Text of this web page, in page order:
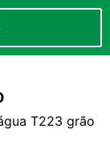
T223 grão